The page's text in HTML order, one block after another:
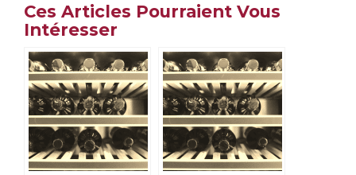
Ces Articles Pourraient Vous
Intéresser